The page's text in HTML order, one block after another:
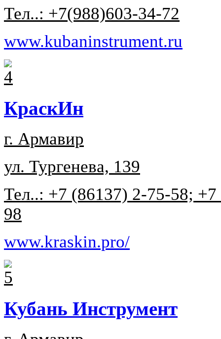
Тел..: +7(988)603-34-72
www.kubaninstrument.ru
КраскИн
г. Армавир
ул. Тургенева, 139
Тел..: +7 (86137) 2-75-58;
98
www.kraskin.pro/
Кубань Инструмент